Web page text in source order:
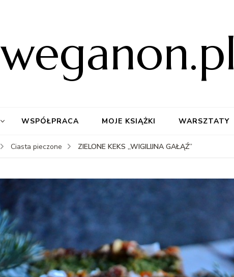
weganon.pl
WSPÓŁPRACA MOJE KSIĄŻKI WARSZTATY
Ciasta pieczone ZIELONE KEKS „WIGILIJNA GAŁĄŹ”